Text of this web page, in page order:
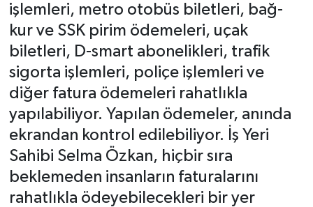
işlemleri, metro otobüs biletleri, bağ-
kur ve SSK pirim ödemeleri, uçak
biletleri, D-smart abonelikleri, trafik
sigorta işlemleri, poliçe işlemleri ve
diğer fatura ödemeleri rahatlıkla
yapılabiliyor. Yapılan ödemeler, anında
ekrandan kontrol edilebiliyor. İş Yeri
Sahibi Selma Özkan, hiçbir sıra
beklemeden insanların faturalarını
rahatlıkla ödeyebilecekleri bir yer